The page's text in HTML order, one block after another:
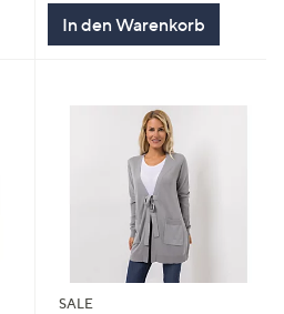
In den Warenkorb
SALE